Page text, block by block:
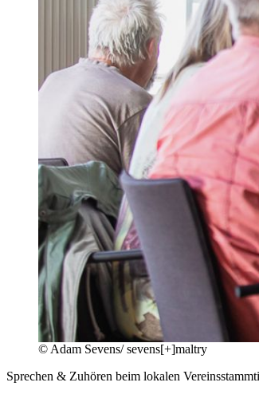
© Adam Sevens/ sevens[+]maltry
Sprechen & Zuhören beim lokalen